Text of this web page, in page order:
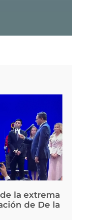
la extrema
de De la